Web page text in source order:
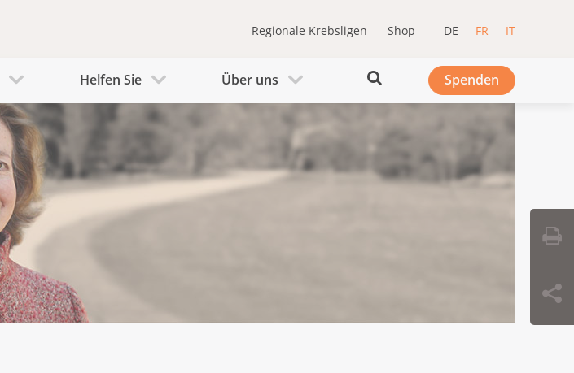
Regionale Krebsligen Shop DE FR IT
Helfen Sie Über uns Spenden